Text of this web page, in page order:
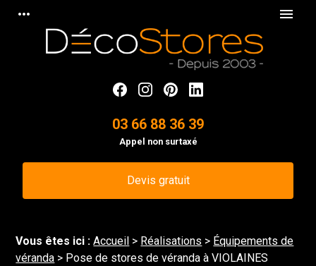
more_horiz menu
03 66 88 36 39
Appel non surtaxé
Devis gratuit
Vous êtes ici :Accueil > Réalisations > Équipements de
véranda > Pose de stores de véranda à VIOLAINES